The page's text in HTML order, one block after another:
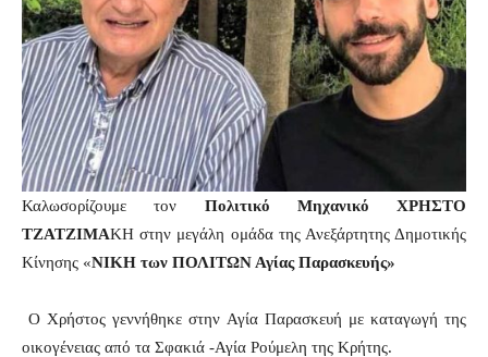
Καλωσορίζουμε τον Πολιτικό Μηχανικό ΧΡΗΣΤΟ
ΤΖΑΤΖΙΜΑΚΗ στην μεγάλη ομάδα της Ανεξάρτητης Δημοτικής
Κίνησης «ΝΙΚΗ των ΠΟΛΙΤΩΝ Αγίας Παρασκευής»
Ο Χρήστος γεννήθηκε στην Αγία Παρασκευή με καταγωγή της
οικογένειας από τα Σφακιά -Αγία Ρούμελη της Κρήτης.